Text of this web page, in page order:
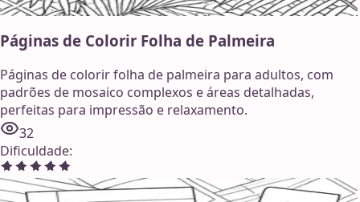
Páginas de Colorir Folha de Palmeira
Páginas de colorir folha de palmeira para adultos, com
padrões de mosaico complexos e áreas detalhadas,
perfeitas para impressão e relaxamento.
32
Dificuldade: